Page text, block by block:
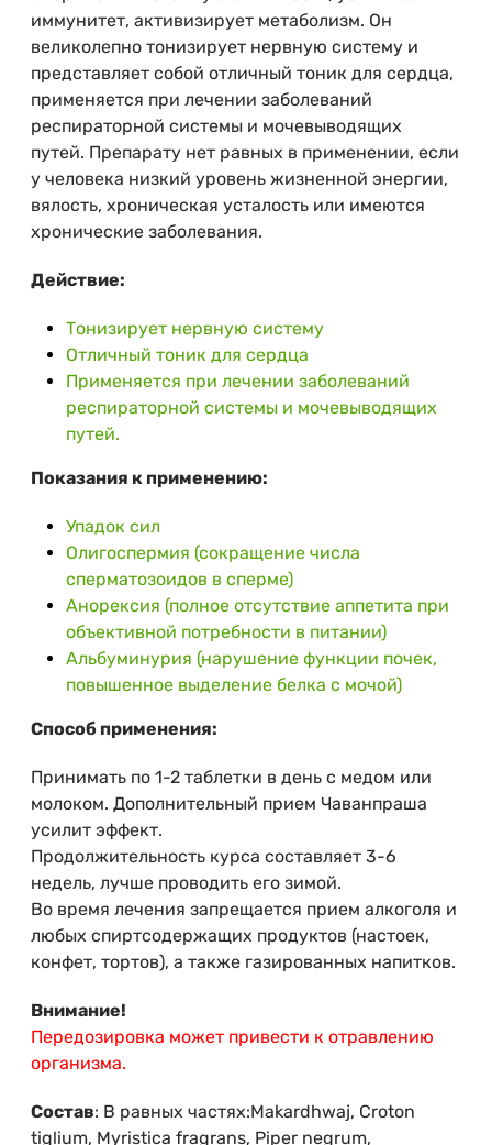
иммунитет, активизирует метаболизм. Он
великолепно тонизирует нервную систему и
представляет собой отличный тоник для сердца,
применяется при лечении заболеваний
респираторной системы и мочевыводящих
путей. Препарату нет равных в применении, если
у человека низкий уровень жизненной энергии,
вялость, хроническая усталость или имеются
хронические заболевания.
Действие:
Тонизирует нервную систему
Отличный тоник для сердца
Применяется при лечении заболеваний
респираторной системы и мочевыводящих
путей.
Показания к применению:
Упадок сил
Олигоспермия (сокращение числа
сперматозоидов в сперме)
Анорексия (полное отсутствие аппетита при
объективной потребности в питании)
Альбуминурия (нарушение функции почек,
повышенное выделение белка с мочой)
Способ применения:
Принимать по 1-2 таблетки в день с медом или
молоком. Дополнительный прием Чаванпраша
усилит эффект.
Продолжительность курса составляет 3-6
недель, лучше проводить его зимой.
Во время лечения запрещается прием алкоголя и
любых спиртсодержащих продуктов (настоек,
конфет, тортов), а также газированных напитков.
Внимание!
Передозировка может привести к отравлению
организма.
Состав: В равных частях:Makardhwaj, Croton
tiglium, Myristica fragrans, Piper negrum,